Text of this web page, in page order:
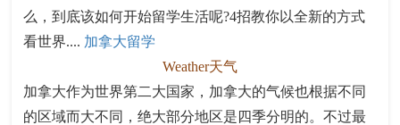
么，到底该如何开始留学生活呢?4招教你以全新的方式
看世界.... 加拿大留学
Weather天气
加拿大作为世界第二大国家，加拿大的气候也根据不同
的区域而大不同，绝大部分地区是四季分明的。不过最